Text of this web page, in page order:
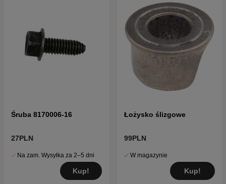
Śruba 8170006-16
27PLN
Na zam. Wysyłka za 2–5 dni
Kup!
Łożysko ślizgowe
99PLN
W magazynie
Kup!